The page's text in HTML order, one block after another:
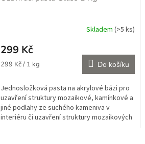
produktu
je
5,0
5
hvězdiček.
Skladem(>5 ks)
299 Kč
Měrná
299 Kč / 1 kg Do košíku
Jednosložková pasta na akrylové bázi pro
uzavření struktury mozaikové, kamínkové a
jiné podlahy ze suchého kameniva v
interiéru či uzavření struktury mozaikových